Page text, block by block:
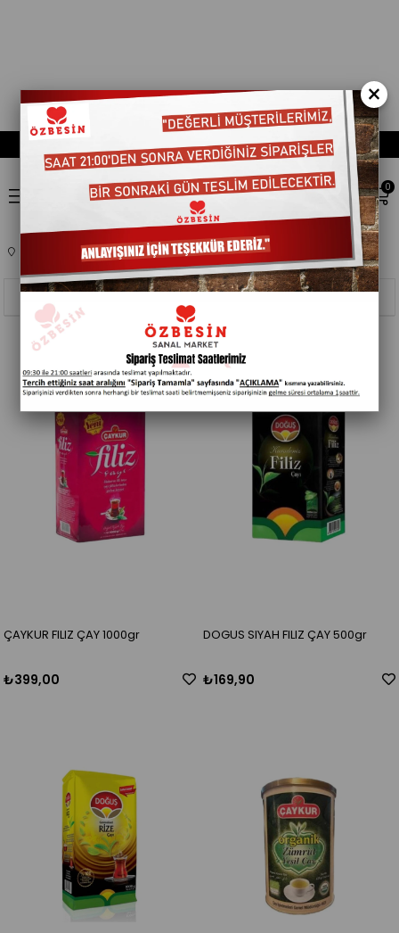
0
TEMEL GIDA ÇAY DÖKME ÇAY
Filtreleme
Sıralama
ÇAYKUR FILIZ ÇAY 1000gr
₺399,00
DOGUS SIYAH FILIZ ÇAY 500gr
₺169,90
×